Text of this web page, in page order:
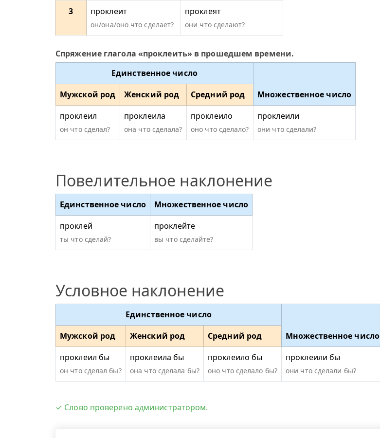
3 проклеит
он/она/оно что сделает?
проклеят
они что сделают?
Спряжение глагола «проклеить» в прошедшем времени.
Единственное число
Множественное число
Мужской род Женский род
Средний род
проклеил
он что сделал?
проклеила
она что сделала?
проклеило
оно что сделало?
проклеили
они что сделали?
Повелительное наклонение
Единственное число
Множественное число
проклей
ты что сделай?
проклейте
вы что сделайте?
Условное наклонение
Единственное число
Множественное число
Мужской род Женский род
Средний род
проклеил бы
он что сделал бы?
проклеила бы
она что сделала бы?
проклеило бы
оно что сделало бы?
проклеили бы
они что сделали бы?
✓ Слово проверено администратором.